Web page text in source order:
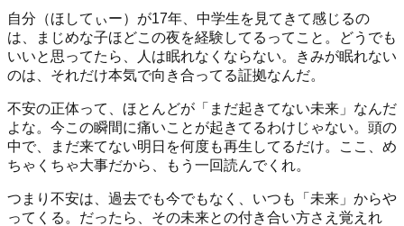
自分（ほしてぃー）が17年、中学生を見てきて感じるの
は、まじめな子ほどこの夜を経験してるってこと。どうでも
いいと思ってたら、人は眠れなくならない。きみが眠れない
のは、それだけ本気で向き合ってる証拠なんだ。
不安の正体って、ほとんどが「まだ起きてない未来」なんだ
よな。今この瞬間に痛いことが起きてるわけじゃない。頭の
中で、まだ来てない明日を何度も再生してるだけ。ここ、め
ちゃくちゃ大事だから、もう一回読んでくれ。
つまり不安は、過去でも今でもなく、いつも「未来」からや
ってくる。だったら、その未来との付き合い方さえ覚えれ